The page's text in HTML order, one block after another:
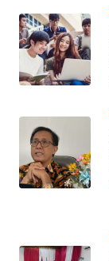
JOGJA
WN
JATIM
WN
BALI
WN
KALTENG